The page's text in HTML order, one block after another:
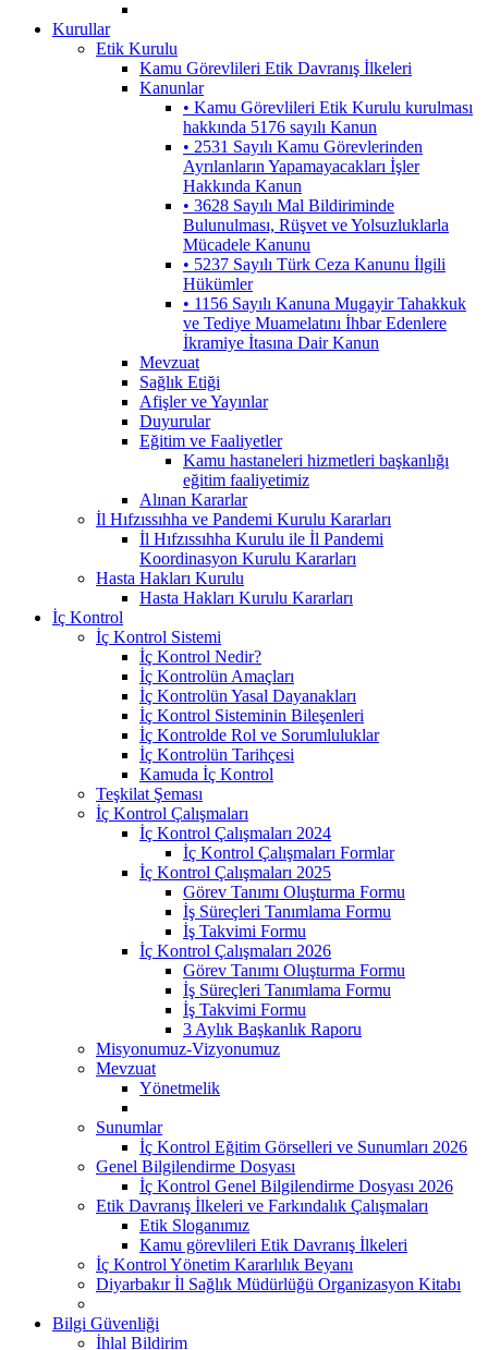
Kurullar
Etik Kurulu
Kamu Görevlileri Etik Davranış İlkeleri
Kanunlar
• Kamu Görevlileri Etik Kurulu kurulması
hakkında 5176 sayılı Kanun
• 2531 Sayılı Kamu Görevlerinden
Ayrılanların Yapamayacakları İşler
Hakkında Kanun
• 3628 Sayılı Mal Bildiriminde
Bulunulması, Rüşvet ve Yolsuzluklarla
Mücadele Kanunu
• 5237 Sayılı Türk Ceza Kanunu İlgili
Hükümler
• 1156 Sayılı Kanuna Mugayir Tahakkuk
ve Tediye Muamelatını İhbar Edenlere
İkramiye İtasına Dair Kanun
Mevzuat
Sağlık Etiği
Afişler ve Yayınlar
Duyurular
Eğitim ve Faaliyetler
Kamu hastaneleri hizmetleri başkanlığı
eğitim faaliyetimiz
Alınan Kararlar
İl Hıfzıssıhha ve Pandemi Kurulu Kararları
İl Hıfzıssıhha Kurulu ile İl Pandemi
Koordinasyon Kurulu Kararları
Hasta Hakları Kurulu
Hasta Hakları Kurulu Kararları
İç Kontrol
İç Kontrol Sistemi
İç Kontrol Nedir?
İç Kontrolün Amaçları
İç Kontrolün Yasal Dayanakları
İç Kontrol Sisteminin Bileşenleri
İç Kontrolde Rol ve Sorumluluklar
İç Kontrolün Tarihçesi
Kamuda İç Kontrol
Teşkilat Şeması
İç Kontrol Çalışmaları
İç Kontrol Çalışmaları 2024
İç Kontrol Çalışmaları Formlar
İç Kontrol Çalışmaları 2025
Görev Tanımı Oluşturma Formu
İş Süreçleri Tanımlama Formu
İş Takvimi Formu
İç Kontrol Çalışmaları 2026
Görev Tanımı Oluşturma Formu
İş Süreçleri Tanımlama Formu
İş Takvimi Formu
3 Aylık Başkanlık Raporu
Misyonumuz-Vizyonumuz
Mevzuat
Yönetmelik
Sunumlar
İç Kontrol Eğitim Görselleri ve Sunumları 2026
Genel Bilgilendirme Dosyası
İç Kontrol Genel Bilgilendirme Dosyası 2026
Etik Davranış İlkeleri ve Farkındalık Çalışmaları
Etik Sloganımız
Kamu görevlileri Etik Davranış İlkeleri
İç Kontrol Yönetim Kararlılık Beyanı
Diyarbakır İl Sağlık Müdürlüğü Organizasyon Kitabı
Bilgi Güvenliği
İhlal Bildirim